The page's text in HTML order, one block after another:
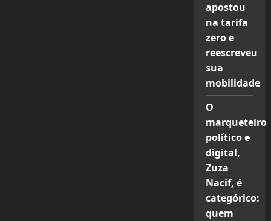
apostou
na tarifa
zero e
reescreveu
sua
mobilidade
O
marqueteiro
político e
digital,
Zuza
Nacif, é
categórico:
quem